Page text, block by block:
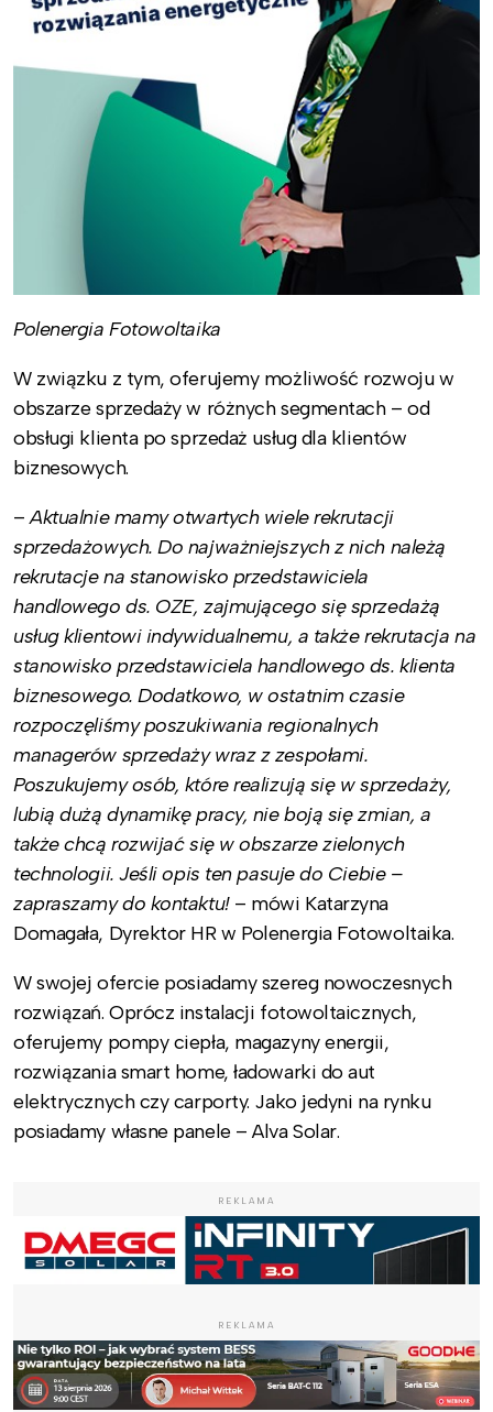
Polenergia Fotowoltaika
W związku z tym, oferujemy możliwość rozwoju w
obszarze sprzedaży w różnych segmentach – od
obsługi klienta po sprzedaż usług dla klientów
biznesowych.
–Aktualnie mamy otwartych wiele rekrutacji
sprzedażowych. Do najważniejszych z nich należą
rekrutacje na stanowisko przedstawiciela
handlowego ds. OZE, zajmującego się sprzedażą
usług klientowi indywidualnemu, a także rekrutacja na
stanowisko przedstawiciela handlowego ds. klienta
biznesowego. Dodatkowo, w ostatnim czasie
rozpoczęliśmy poszukiwania regionalnych
managerów sprzedaży wraz z zespołami.
Poszukujemy osób, które realizują się w sprzedaży,
lubią dużą dynamikę pracy, nie boją się zmian, a
także chcą rozwijać się w obszarze zielonych
technologii. Jeśli opis ten pasuje do Ciebie –
zapraszamy do kontaktu!– mówi Katarzyna
Domagała, Dyrektor HR w Polenergia Fotowoltaika.
W swojej ofercie posiadamy szereg nowoczesnych
rozwiązań. Oprócz instalacji fotowoltaicznych,
oferujemy pompy ciepła, magazyny energii,
rozwiązania smart home, ładowarki do aut
elektrycznych czy carporty. Jako jedyni na rynku
posiadamy własne panele – Alva Solar.
REKLAMA
REKLAMA